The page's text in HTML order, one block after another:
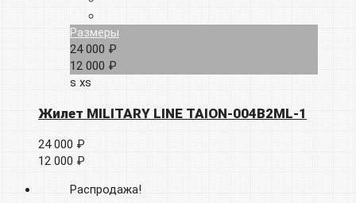
Размеры
24 000 ₽
12 000 ₽
s xs
Жилет MILITARY LINE TAION-004B2ML-1
24 000 ₽
12 000 ₽
Распродажа!